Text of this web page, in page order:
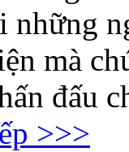
những
mà
đấu
>>>